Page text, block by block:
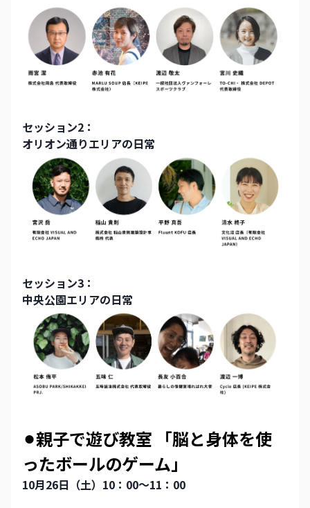
セッション2：
オリオン通りエリアの日常
セッション3：
中央公園エリアの日常
⚫︎親子で遊び教室 「脳と身体を使
ったボールのゲーム」
10月26日（土）10：00～11：00